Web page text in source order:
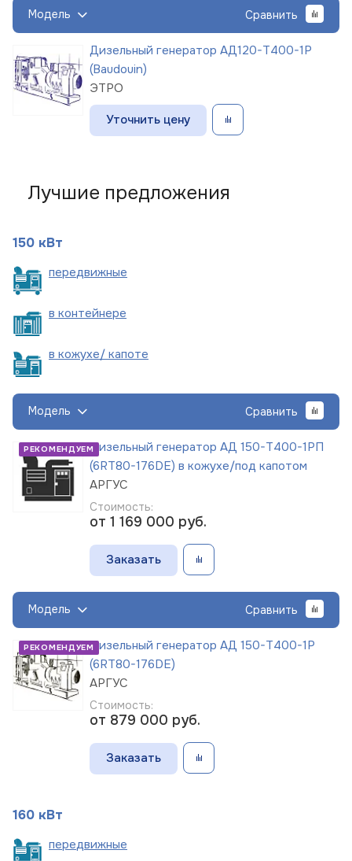
Модель Сравнить
Дизельный генератор АД120-Т400-1Р
(Baudouin)
ЭТРО
Уточнить цену
Лучшие предложения
150 кВт
передвижные
в контейнере
в кожухе/ капоте
Модель Сравнить
РЕКОМЕНДУЕМДизельный генератор АД 150-Т400-1РП
(6RT80-176DE) в кожухе/под капотом
АРГУС
Стоимость:
от 1 169 000 руб.
Заказать
Модель Сравнить
РЕКОМЕНДУЕМДизельный генератор АД 150-Т400-1Р
(6RT80-176DE)
АРГУС
Стоимость:
от 879 000 руб.
Заказать
160 кВт
передвижные